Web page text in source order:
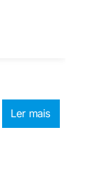
Ler mais